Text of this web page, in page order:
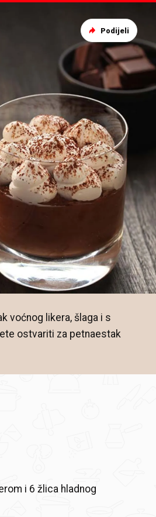
voćnog likera, šlaga i s
ostvariti za petnaestak
Podijeli
i 6 žlica hladnog